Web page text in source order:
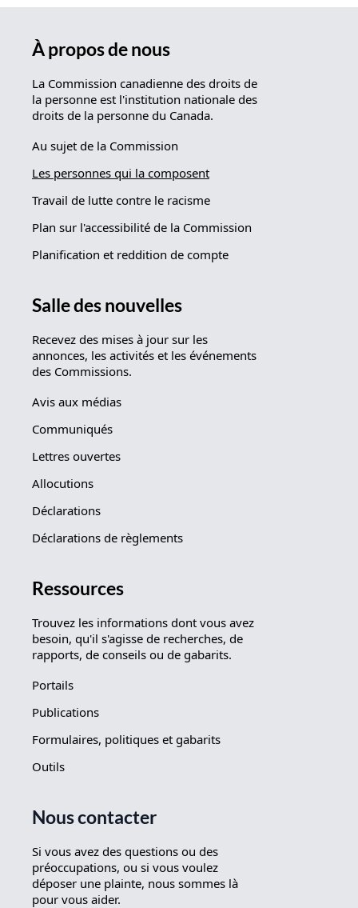
À propos de nous
La Commission canadienne des droits de
la personne est l'institution nationale des
droits de la personne du Canada.
Au sujet de la Commission
Les personnes qui la composent
Travail de lutte contre le racisme
Plan sur l'accessibilité de la Commission
Planification et reddition de compte
Salle des nouvelles
Recevez des mises à jour sur les
annonces, les activités et les événements
des Commissions.
Avis aux médias
Communiqués
Lettres ouvertes
Allocutions
Déclarations
Déclarations de règlements
Ressources
Trouvez les informations dont vous avez
besoin, qu'il s'agisse de recherches, de
rapports, de conseils ou de gabarits.
Portails
Publications
Formulaires, politiques et gabarits
Outils
Nous contacter
Si vous avez des questions ou des
préoccupations, ou si vous voulez
déposer une plainte, nous sommes là
pour vous aider.